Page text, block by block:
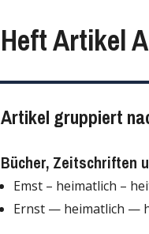
Heft Artikel
Artikel gruppiert
Bücher, Zeitschriften
Emst – heimatlich –
Ernst — heimatlich —